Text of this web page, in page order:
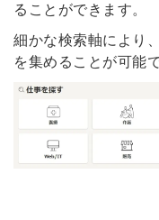
ることができます。
細かな検索軸により
を集めることが可能で